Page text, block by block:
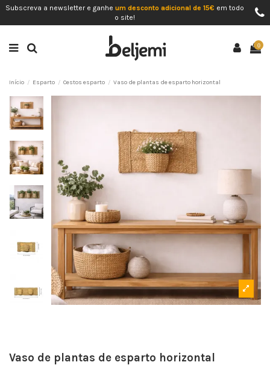
Subscreva a newsletter e ganhe um desconto adicional de 15€ em todo
o site!
0
Início Esparto Cestos esparto Vaso de plantas de esparto horizontal
Vaso de plantas de esparto horizontal